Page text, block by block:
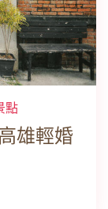
點
雄輕婚